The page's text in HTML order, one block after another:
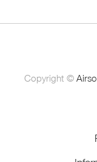
Copyright ©